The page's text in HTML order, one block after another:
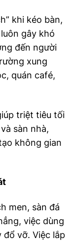
khi kéo bàn,
gây khó
đến người
xung
quán café,
triệt tiêu tối
sàn nhà,
không gian
men, sàn đá
việc dùng
vỡ. Việc lắp